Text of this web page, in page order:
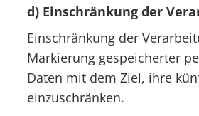
d) Einschränkung der
Einschränkung der
Markierung gespeicherter
Daten mit dem Ziel, ihre
einzuschränken.